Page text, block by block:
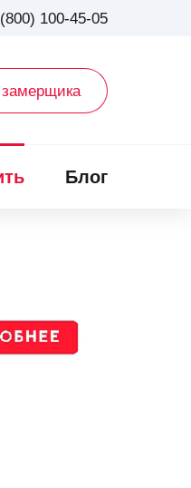
100-45-05
Блог